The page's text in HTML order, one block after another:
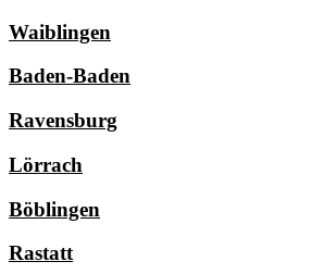
Waiblingen
Baden-Baden
Ravensburg
Lörrach
Böblingen
Rastatt